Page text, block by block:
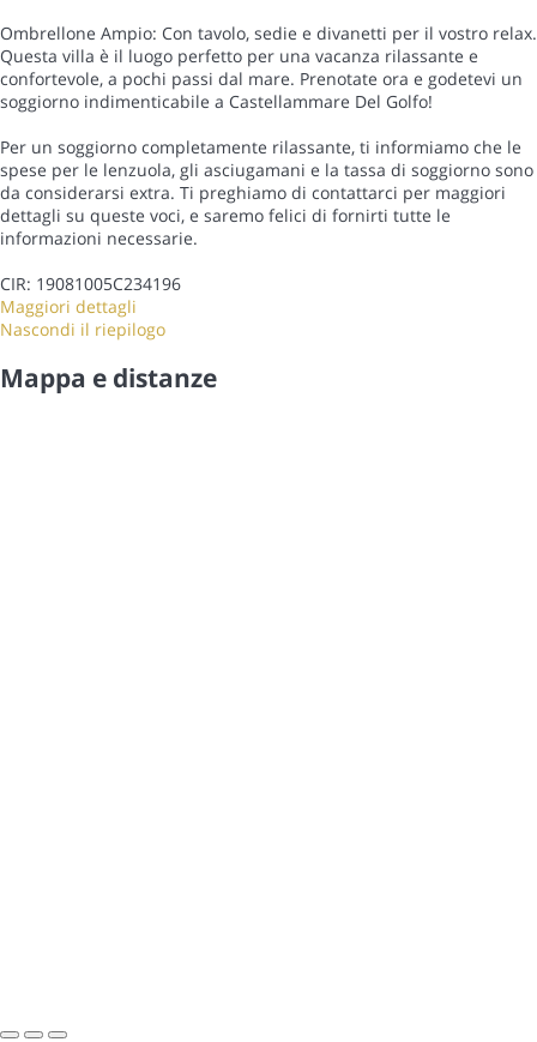
Ombrellone Ampio: Con tavolo, sedie e divanetti per il vostro relax.
Questa villa è il luogo perfetto per una vacanza rilassante e
confortevole, a pochi passi dal mare. Prenotate ora e godetevi un
soggiorno indimenticabile a Castellammare Del Golfo!
Per un soggiorno completamente rilassante, ti informiamo che le
spese per le lenzuola, gli asciugamani e la tassa di soggiorno sono
da considerarsi extra. Ti preghiamo di contattarci per maggiori
dettagli su queste voci, e saremo felici di fornirti tutte le
informazioni necessarie.
CIR: 19081005C234196
Maggiori dettagli
Nascondi il riepilogo
Mappa e distanze